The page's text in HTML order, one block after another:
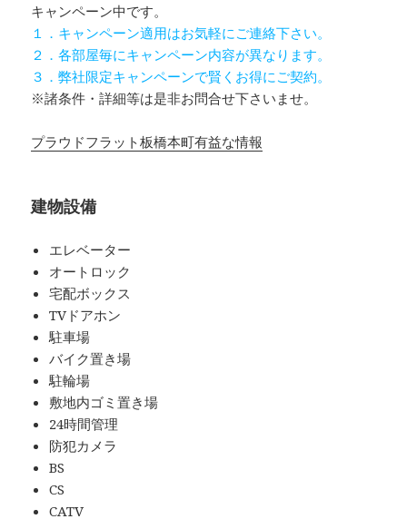
キャンペーン中です。
１．キャンペーン適用はお気軽にご連絡下さい。
２．各部屋毎にキャンペーン内容が異なります。
３．弊社限定キャンペーンで賢くお得にご契約。
※諸条件・詳細等は是非お問合せ下さいませ。
プラウドフラット板橋本町有益な情報
建物設備
エレベーター
オートロック
宅配ボックス
TVドアホン
駐車場
バイク置き場
駐輪場
敷地内ゴミ置き場
24時間管理
防犯カメラ
BS
CS
CATV